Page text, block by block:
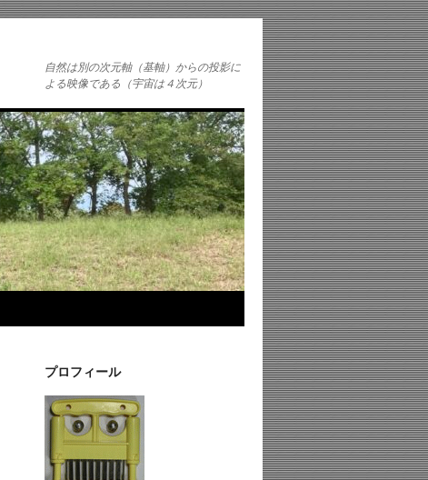
自然は別の次元軸（基軸）からの投影に
よる映像である（宇宙は４次元）
プロフィール